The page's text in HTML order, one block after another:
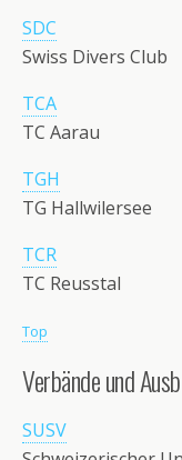
SDC
Swiss Divers Club
TCA
TC Aarau
TGH
TG Hallwilersee
TCR
TC Reusstal
Top
Verbände und
SUSV